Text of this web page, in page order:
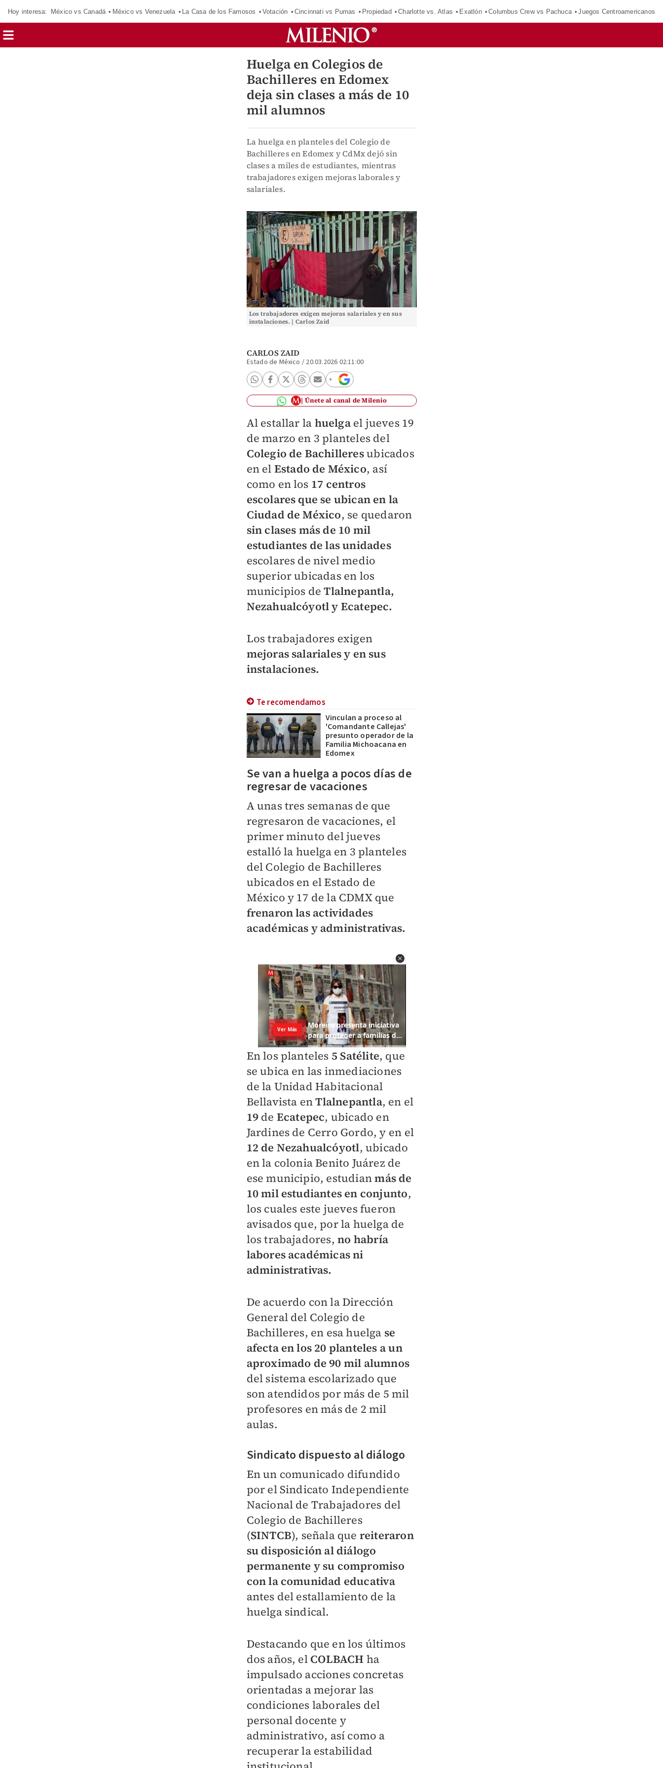
Hoy interesa: México vs Canadá México vs Venezuela La Casa de los Famosos Votación Cincinnati vs Pumas Propiedad Charlotte vs. Atlas Exatlón Columbus Crew vs Pachuca Juegos Centroamericanos
Huelga en Colegios de
Bachilleres en Edomex
deja sin clases a más de 10
mil alumnos
La huelga en planteles del Colegio de
Bachilleres en Edomex y CdMx dejó sin
clases a miles de estudiantes, mientras
trabajadores exigen mejoras laborales y
salariales.
Los trabajadores exigen mejoras salariales y en sus
instalaciones. | Carlos Zaid
CARLOS ZAID
Estado de México / 20.03.2026 02:11:00
Únete al canal de Milenio
Al estallar la huelga el jueves 19
de marzo en 3 planteles del
Colegio de Bachilleresubicados
en el Estado de México, así
como en los 17 centros
escolares que se ubican en la
Ciudad de México, se quedaron
sin clases más de 10 mil
estudiantes de las unidades
escolares de nivel medio
superior ubicadas en los
municipios deTlalnepantla,
Nezahualcóyotl y Ecatepec.
Los trabajadores exigen
mejoras salariales y en sus
instalaciones.
Te recomendamos
Vinculan a proceso al
'Comandante Callejas'
presunto operador de la
Familia Michoacana en
Edomex
Se van a huelga a pocos días de
regresar de vacaciones
A unas tres semanas de que
regresaron de vacaciones, el
primer minuto del jueves
estalló la huelga en 3 planteles
del Colegio de Bachilleres
ubicados en el Estado de
México y 17 de la CDMX que
frenaron las actividades
académicas y administrativas.
En los planteles 5 Satélite, que
se ubica en las inmediaciones
de la Unidad Habitacional
Bellavista enTlalnepantla, en el
19 de Ecatepec, ubicado en
Jardines de Cerro Gordo, y en el
12 de Nezahualcóyotl, ubicado
en la colonia Benito Juárez de
ese municipio, estudianmás de
10 mil estudiantes en conjunto,
los cuales este jueves fueron
avisados que, por la huelga de
los trabajadores, no habría
labores académicas ni
administrativas.
De acuerdo con la Dirección
General del Colegio de
Bachilleres, en esa huelga se
afecta en los 20 planteles a un
aproximado de 90 mil alumnos
del sistema escolarizado que
son atendidos por más de 5 mil
profesores en más de 2 mil
aulas.
Sindicato dispuesto al diálogo
En un comunicado difundido
por el Sindicato Independiente
Nacional de Trabajadores del
Colegio de Bachilleres
(SINTCB), señala que reiteraron
su disposición al diálogo
permanente y su compromiso
con la comunidad educativa
antes del estallamiento de la
huelga sindical.
Destacando que en los últimos
dos años, el COLBACH ha
impulsado acciones concretas
orientadas a mejorar las
condiciones laborales del
personal docente y
administrativo, así como a
recuperar la estabilidad